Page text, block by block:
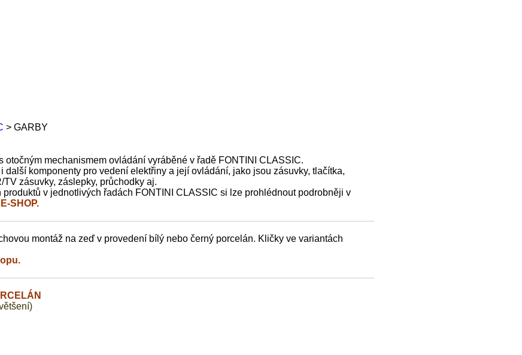
> GARBY
otočným mechanismem ovládání vyráběné v řadě FONTINI CLASSIC.
další komponenty pro vedení elektřiny a její ovládání, jako jsou zásuvky, tlačítka,
zásuvky, záslepky, průchodky aj.
v jednotlivých řadách FONTINI CLASSIC si lze prohlédnout podrobněji v
E-SHOP.
montáž na zeď v provedení bílý nebo černý porcelán. Kličky ve variantách